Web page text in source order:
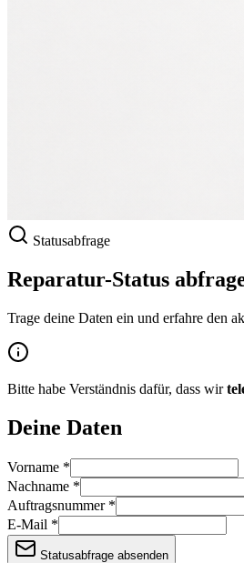
Statusabfrage
Reparatur-Status
Trage deine Daten ein und erfahre den
Bitte habe Verständnis dafür, dass wir
Deine Daten
Vorname *
Nachname *
Auftragsnummer*
E-Mail *
Statusabfrage absenden